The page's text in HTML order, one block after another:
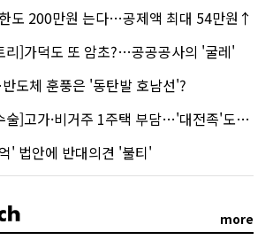
도 200만원 는다…공제액 최대 54만원↑
리]가덕도 또 암초?…공공공사의 '굴레'
도체 훈풍은 '동탄발 호남선'?
]고가·비거주 1주택 부담…'대전족'도 불똥
' 법안에 반대의견 '불티'
more